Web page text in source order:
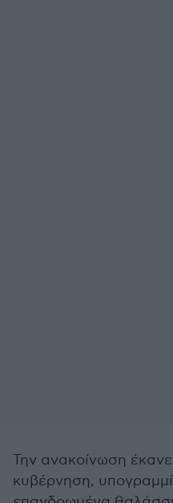
Την ανακοίνωση
κυβέρνηση,